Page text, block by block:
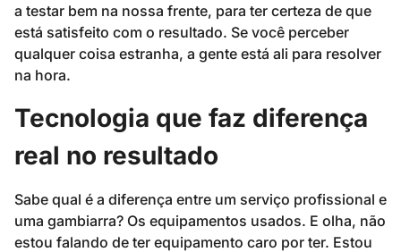
a testar bem na nossa frente, para ter certeza de que
está satisfeito com o resultado. Se você perceber
qualquer coisa estranha, a gente está ali para resolver
na hora.
Tecnologia que faz diferença
real no resultado
Sabe qual é a diferença entre um serviço profissional e
uma gambiarra? Os equipamentos usados. E olha, não
estou falando de ter equipamento caro por ter. Estou